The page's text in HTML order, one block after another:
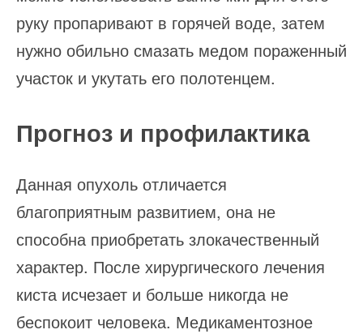
руку пропаривают в горячей воде, затем
нужно обильно смазать медом пораженный
участок и укутать его полотенцем.
Прогноз и профилактика
Данная опухоль отличается
благоприятным развитием, она не
способна приобретать злокачественный
характер. После хирургического лечения
киста исчезает и больше никогда не
беспокоит человека. Медикаментозное